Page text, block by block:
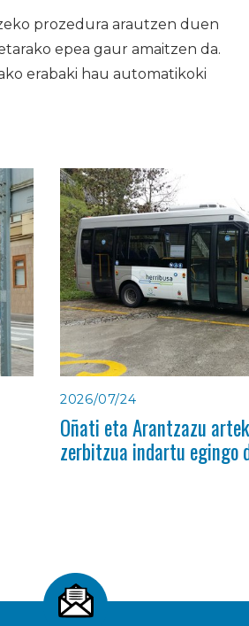
prozedura arautzen duen
epea gaur amaitzen da.
erabaki hau automatikoki
2026/07/24
Oñati eta Arantzazu
zerbitzua indartu egingo